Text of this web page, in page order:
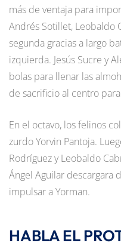
más de ventaja para
Andrés Sotillet, Leobaldo
segunda gracias a largo
izquierda. Jesús Sucre y
bolas para llenar las
de sacrificio al centro
En el octavo, los felinos
zurdo Yorvin Pantoja.
Rodríguez y Leobaldo
Ángel Aguilar descargara
impulsar a Yorman.
HABLA EL